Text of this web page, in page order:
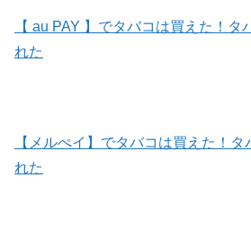
【 au PAY 】でタバコは買えた！タ
れた
【メルぺイ】でタバコは買えた！
れた